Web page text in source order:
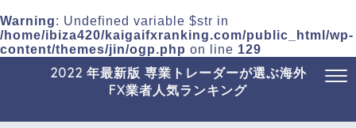
Warning: Undefined variable $str in
/home/ibiza420/kaigaifxranking.com/public_html/wp-
content/themes/jin/ogp.php on line 129
2022 年最新版 専業トレーダーが選ぶ海外
FX業者人気ランキング